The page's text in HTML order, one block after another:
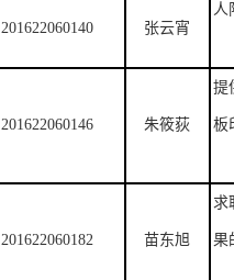
201622060140 张云宵
人
201622060146 朱筱荻
提
板
201622060182 苗东旭
求
果